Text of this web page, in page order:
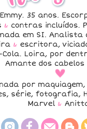
35 anos.
& contras incluídos.
em SI. Analista
& escritora,
Cola. Loira, por
Amante dos
a
por maquiagem,
série, fotografia,
Marvel &